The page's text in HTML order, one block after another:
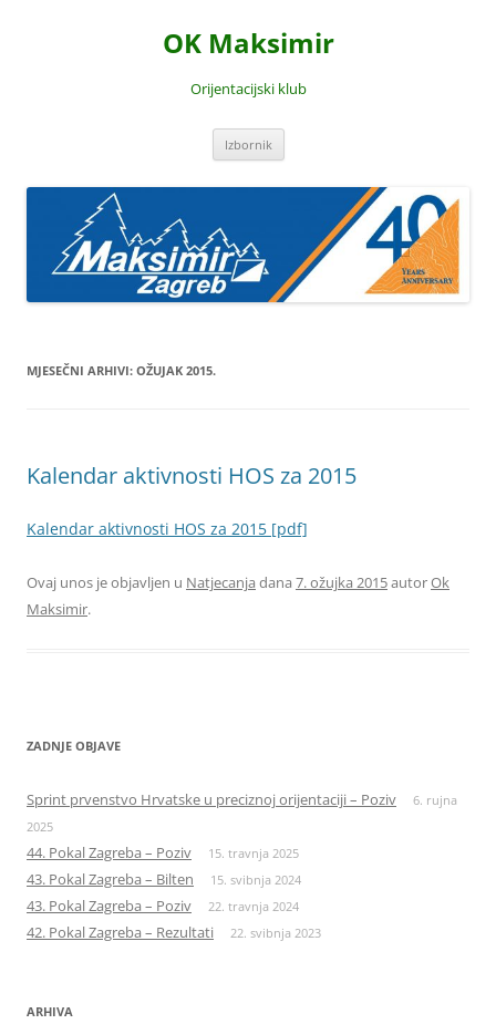
OK Maksimir
Orijentacijski klub
Izbornik
MJESEČNI ARHIVI: OŽUJAK 2015.
Kalendar aktivnosti HOS za 2015
Kalendar aktivnosti HOS za 2015 [pdf]
Ovaj unos je objavljen u Natjecanja dana 7. ožujka 2015autorOk
Maksimir.
ZADNJE OBJAVE
Sprint prvenstvo Hrvatske u preciznoj orijentaciji – Poziv
6. rujna
2025
44. Pokal Zagreba – Poziv 15. travnja 2025
43. Pokal Zagreba – Bilten 15. svibnja 2024
43. Pokal Zagreba – Poziv 22. travnja 2024
42. Pokal Zagreba – Rezultati 22. svibnja 2023
ARHIVA